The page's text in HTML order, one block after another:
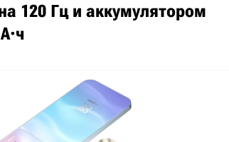
120 Гц и аккумулятором